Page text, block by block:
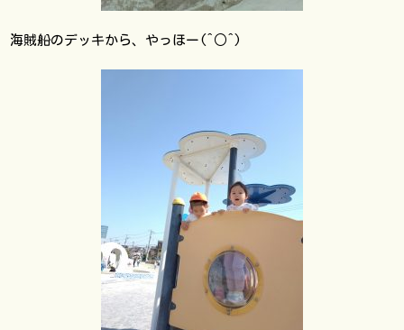
海賊船のデッキから、やっほー(^○^)